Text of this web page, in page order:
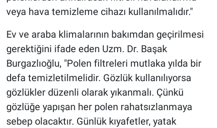
veya hava temizleme cihazı kullanılmalıdır."
Ev ve araba klimalarının bakımdan geçirilmesi
gerektiğini ifade eden Uzm. Dr. Başak
Burgazlıoğlu, "Polen filtreleri mutlaka yılda bir
defa temizletilmelidir. Gözlük kullanılıyorsa
gözlükler düzenli olarak yıkanmalı. Çünkü
gözlüğe yapışan her polen rahatsızlanmaya
sebep olacaktır. Günlük kıyafetler, yatak